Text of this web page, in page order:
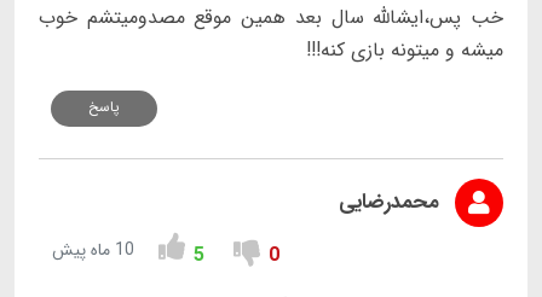
خب پس،ایشالله سال بعد همین موقع مصدومیتشم خوب
میشه و میتونه بازی کنه!!!
پاسخ
محمدرضایی
0
5 10 ماه پیش